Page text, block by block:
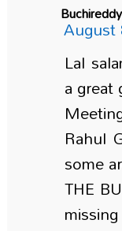
August
Lal
a
Rahul
some
THE